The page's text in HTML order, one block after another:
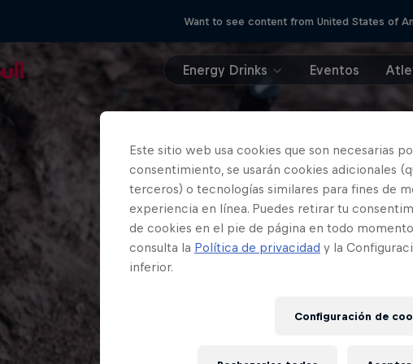
Want to see content from United States of
Energy Drinks Eventos
Este sitio web usa cookies que son necesarias
consentimiento, se usarán cookies adicionales
terceros) o tecnologías similares para fines de
experiencia en línea. Puedes retirar tu
de cookies en el pie de página en todo
consulta la Política de privacidad y la
inferior.
Configuración de